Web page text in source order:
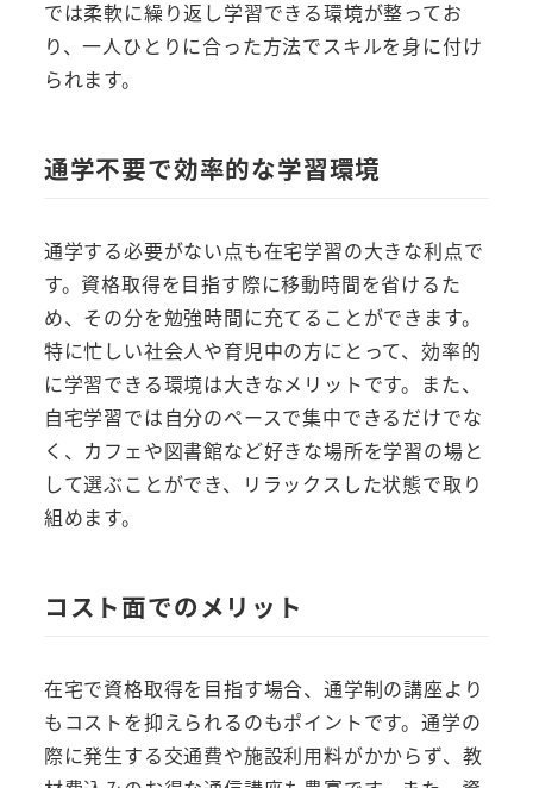
では柔軟に繰り返し学習できる環境が整ってお
り、一人ひとりに合った方法でスキルを身に付け
られます。
通学不要で効率的な学習環境
通学する必要がない点も在宅学習の大きな利点で
す。資格取得を目指す際に移動時間を省けるた
め、その分を勉強時間に充てることができます。
特に忙しい社会人や育児中の方にとって、効率的
に学習できる環境は大きなメリットです。また、
自宅学習では自分のペースで集中できるだけでな
く、カフェや図書館など好きな場所を学習の場と
して選ぶことができ、リラックスした状態で取り
組めます。
コスト面でのメリット
在宅で資格取得を目指す場合、通学制の講座より
もコストを抑えられるのもポイントです。通学の
際に発生する交通費や施設利用料がかからず、教